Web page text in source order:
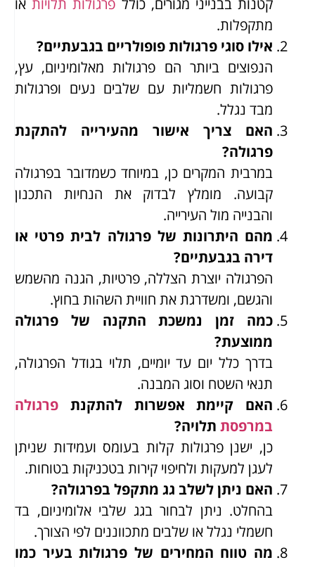
מתקפלות.
אילו סוגי פרגולות פופולריים בגבעתיים?
הנפוצים ביותר הם פרגולות מאלומיניום, עץ,
פרגולות חשמליות עם שלבים נעים ופרגולות
מבד נגלל.
האם צריך אישור מהעירייה להתקנת
פרגולה?
במרבית המקרים כן, במיוחד כשמדובר בפרגולה
קבועה. מומלץ לבדוק את הנחיות התכנון
והבנייה מול העירייה.
מהם היתרונות של פרגולה לבית פרטי או
דירה בגבעתיים?
הפרגולה יוצרת הצללה, פרטיות, הגנה מהשמש
והגשם, ומשדרגת את חוויית השהות בחוץ.
כמה זמן נמשכת התקנה של פרגולה
ממוצעת?
בדרך כלל יום עד יומיים, תלוי בגודל הפרגולה,
תנאי השטח וסוג המבנה.
האם קיימת אפשרות להתקנת פרגולה
במרפסת תלויה?
כן, ישנן פרגולות קלות בעומס ועמידות שניתן
לעגן למעקות ולחיפוי קירות בטכניקות בטוחות.
האם ניתן לשלב גג מתקפל בפרגולה?
בהחלט. ניתן לבחור בגג שלבי אלומיניום, בד
חשמלי נגלל או שלבים מתכווננים לפי הצורך.
מה טווח המחירים של פרגולות בעיר כמו